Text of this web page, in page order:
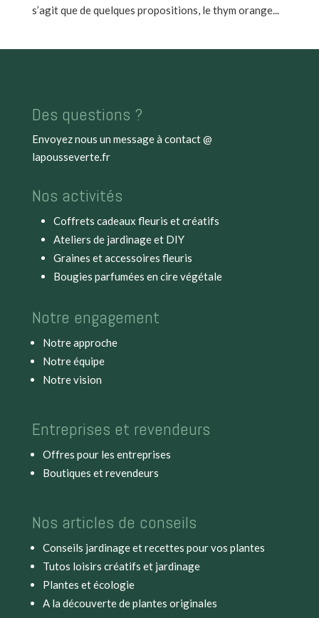
s’agit que de quelques propositions, le thym orange...
Des questions ?
Envoyez nous un message à contact @
lapousseverte.fr
Nos activités
Coffrets cadeaux fleuris et créatifs
Ateliers de jardinage et DIY
Graines et accessoires fleuris
Bougies parfumées en cire végétale
Notre engagement
Notre approche
Notre équipe
Notre vision
Entreprises et revendeurs
Offres pour les entreprises
Boutiques et revendeurs
Nos articles de conseils
Conseils jardinage et recettes pour vos plantes
Tutos loisirs créatifs et jardinage
Plantes et écologie
A la découverte de plantes originales